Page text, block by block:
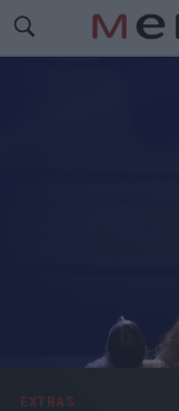
EXTRAS